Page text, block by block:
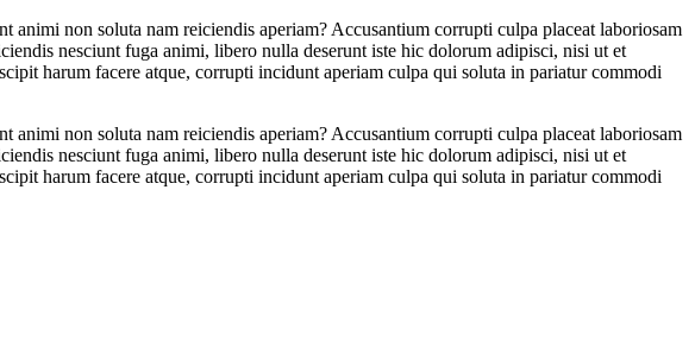
animi non soluta nam reiciendis aperiam? Accusantium corrupti culpa placeat laboriosam
nesciunt fuga animi, libero nulla deserunt iste hic dolorum adipisci, nisi ut et
harum facere atque, corrupti incidunt aperiam culpa qui soluta in pariatur commodi
animi non soluta nam reiciendis aperiam? Accusantium corrupti culpa placeat laboriosam
nesciunt fuga animi, libero nulla deserunt iste hic dolorum adipisci, nisi ut et
harum facere atque, corrupti incidunt aperiam culpa qui soluta in pariatur commodi